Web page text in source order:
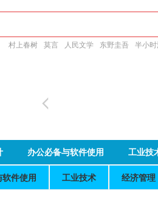
村上春树 莫言 人民文学 东野圭吾 半小
办公必备与软件使用 工业技
件使用 工业技术 经济管理